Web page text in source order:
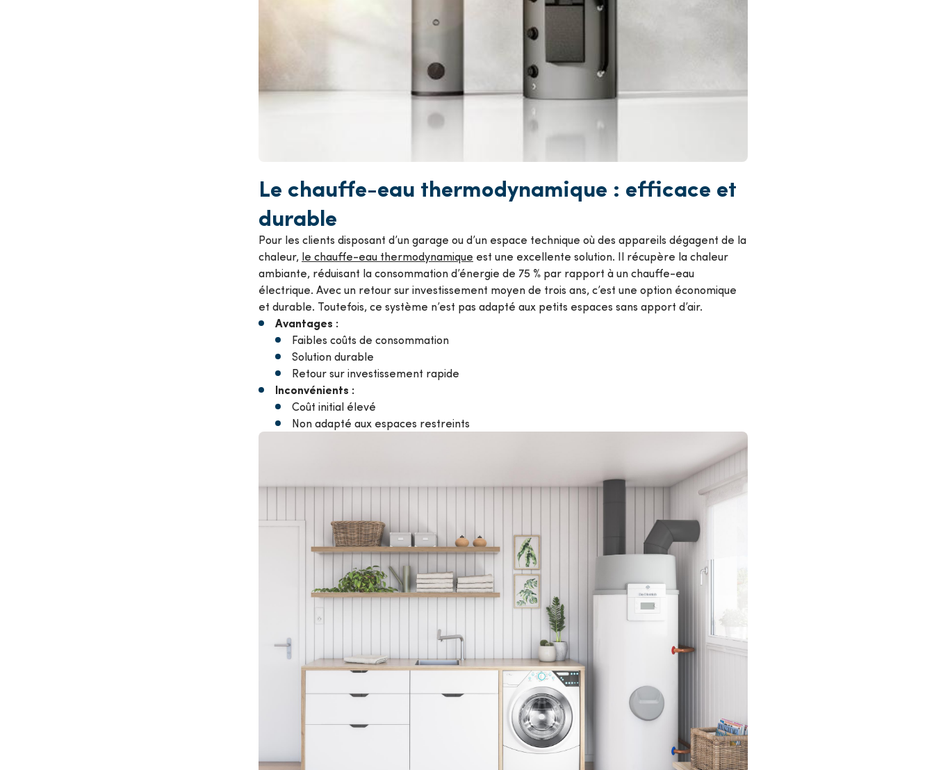
Le chauffe-eau thermodynamique : efficace et
durable
Pour les clients disposant d’un garage ou d’un espace technique où des appareils dégagent de la
chaleur, le chauffe-eau thermodynamique est une excellente solution. Il récupère la chaleur
ambiante, réduisant la consommation d’énergie de 75 % par rapport à un chauffe-eau
électrique. Avec un retour sur investissement moyen de trois ans, c’est une option économique
et durable. Toutefois, ce système n’est pas adapté aux petits espaces sans apport d’air.
Avantages :
Faibles coûts de consommation
Solution durable
Retour sur investissement rapide
Inconvénients :
Coût initial élevé
Non adapté aux espaces restreints